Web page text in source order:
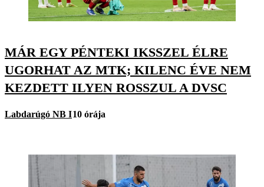
MÁR EGY PÉNTEKI IKSSZEL ÉLRE
UGORHAT AZ MTK; KILENC ÉVE NEM
KEZDETT ILYEN ROSSZUL A DVSC
Labdarúgó NB I10 órája